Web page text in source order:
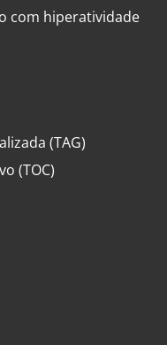
com hiperatividade
(TAG)
(TOC)